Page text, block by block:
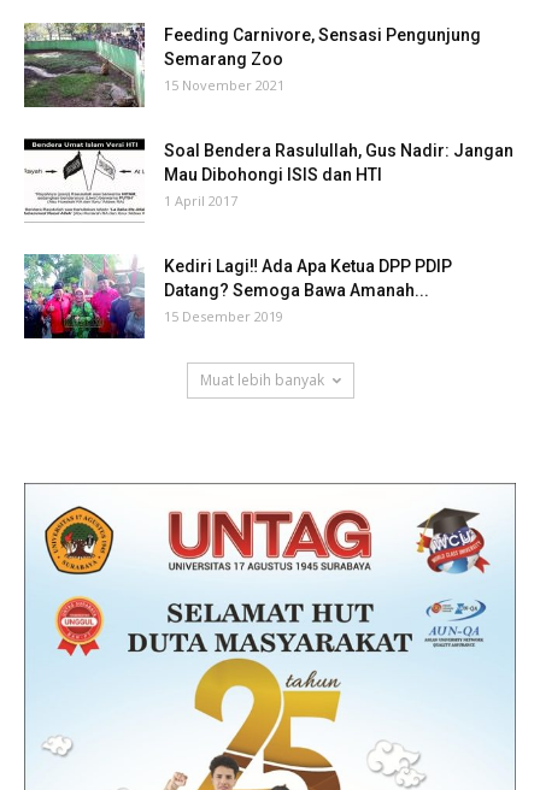
Feeding Carnivore, Sensasi Pengunjung
Semarang Zoo
15 November 2021
Soal Bendera Rasulullah, Gus Nadir: Jangan
Mau Dibohongi ISIS dan HTI
1 April 2017
Kediri Lagi‼ Ada Apa Ketua DPP PDIP
Datang? Semoga Bawa Amanah...
15 Desember 2019
Muat lebih banyak